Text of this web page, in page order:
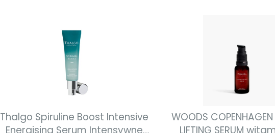
Thalgo Spiruline Boost Intensive
Energising Serum Intensywne
WOODS
LIFTING SERUM